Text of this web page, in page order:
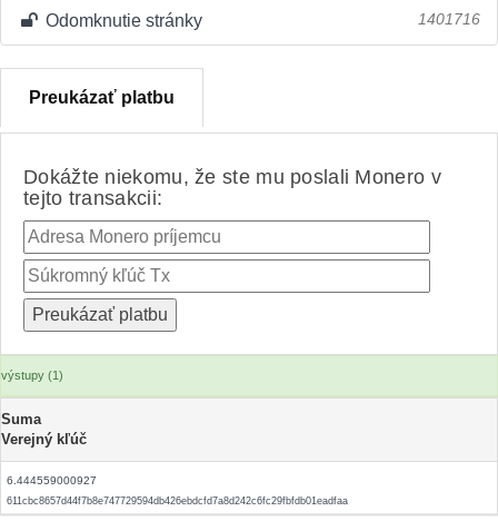
Odomknutie stránky 1401716
Preukázať platbu
Dokážte niekomu, že ste mu poslali Monero v
tejto transakcii:
výstupy (1)
Suma
Verejný kľúč
6.444559000927
611cbc8657d44f7b8e747729594db426ebdcfd7a8d242c6fc29fbfdb01eadfaa